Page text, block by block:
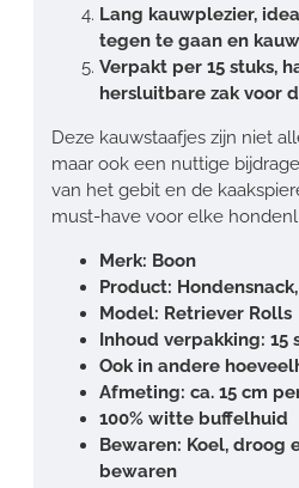
Lang kauwplezier,
tegen te gaan en
Verpakt per 15 stuks,
hersluitbare zak voor
Deze kauwstaafjes zijn niet
maar ook een nuttige
van het gebit en de
must-have voor elke
Merk: Boon
Product:
Model: Retriever Rolls
Inhoud verpakking: 15
Ook in andere
Afmeting: ca. 15 cm
100% witte buffelhuid
Bewaren: Koel, droog
bewaren